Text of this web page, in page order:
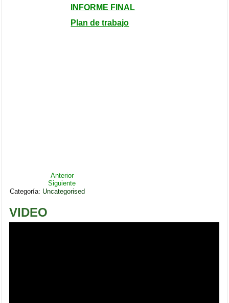
INFORME FINAL
Plan de trabajo
Anterior
Siguiente
Categoría: Uncategorised
VIDEO